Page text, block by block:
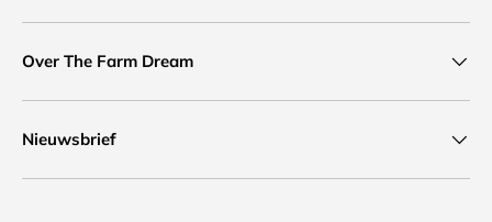
Over The Farm Dream
Nieuwsbrief